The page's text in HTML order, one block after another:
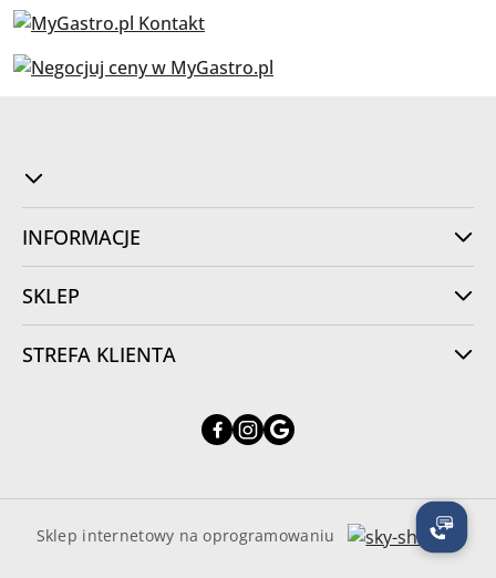
INFORMACJE
SKLEP
STREFA KLIENTA
Sklep internetowy na oprogramowaniu